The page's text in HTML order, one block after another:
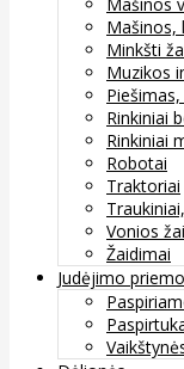
Mašinos,
Minkšti
Muzikos
Rinkiniai
Rinkiniai
Robotai
Traktoriai
Vonios
Žaidimai
Judėjimo